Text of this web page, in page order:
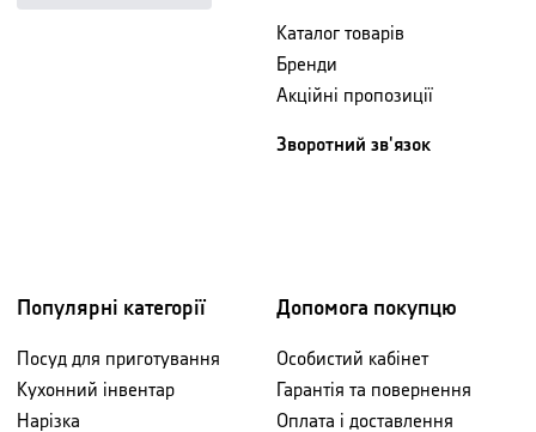
Каталог товарів
Бренди
Акційні пропозиції
Зворотний зв'язок
Популярні категорії
Посуд для приготування
Кухонний інвентар
Нарізка
Допомога покупцю
Особистий кабінет
Гарантія та повернення
Оплата і доставлення